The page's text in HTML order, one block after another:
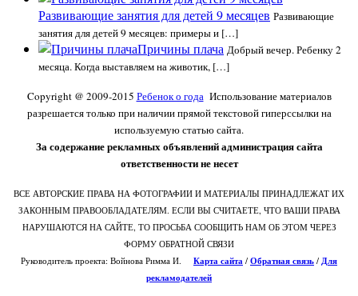
Развивающие занятия для детей 9 месяцев Развивающие
занятия для детей 9 месяцев: примеры и […]
Причины плача Добрый вечер. Ребенку 2
месяца. Когда выставляем на животик, […]
Copyright @ 2009-2015 Ребенок о годаИспользование материалов
разрешается только при наличии прямой текстовой гиперссылки на
используемую статью сайта.
За содержание рекламных объявлений администрация сайта
ответственности не несет
ВСЕ АВТОРСКИЕ ПРАВА НА ФОТОГРАФИИ И МАТЕРИАЛЫ ПРИНАДЛЕЖАТ ИХ
ЗАКОННЫМ ПРАВООБЛАДАТЕЛЯМ. ЕСЛИ ВЫ СЧИТАЕТЕ, ЧТО ВАШИ ПРАВА
НАРУШАЮТСЯ НА САЙТЕ, ТО ПРОСЬБА СООБЩИТЬ НАМ ОБ ЭТОМ ЧЕРЕЗ
ФОРМУ ОБРАТНОЙ СВЯЗИ
Руководитель проекта: Войнова Римма И. Карта сайта / Обратная связь / Для
рекламодателей